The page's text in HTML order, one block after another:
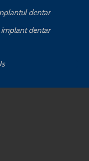
dentar
implant dentar